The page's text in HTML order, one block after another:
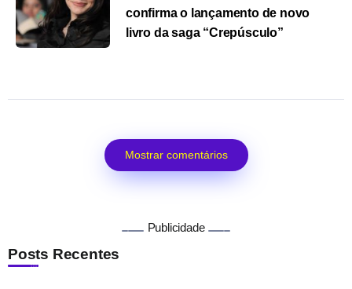
confirma o lançamento de novo
livro da saga “Crepúsculo”
Mostrar comentários
Publicidade
Posts Recentes